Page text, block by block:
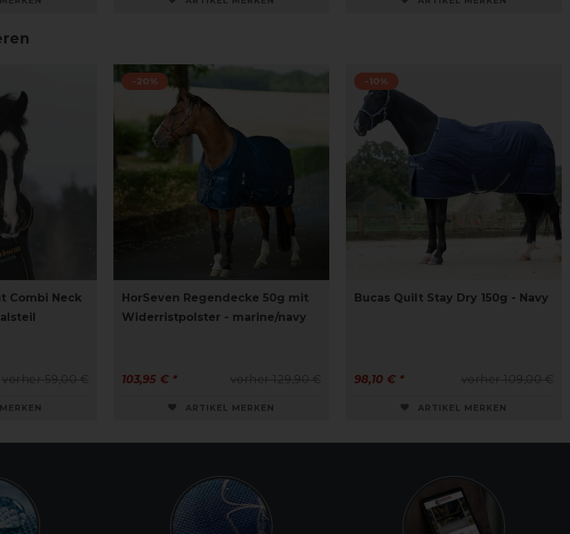
Combi Neck
vorher 59,00 €
-20%
HorSeven Regendecke 50g mit
Widerristpolster - marine/navy
vorher 129,90 €
103,95 € *
ARTIKEL MERKEN
-10%
Bucas Quilt Stay Dry 150g - Navy
vorher 109,00 €
98,10 € *
ARTIKEL MERKEN